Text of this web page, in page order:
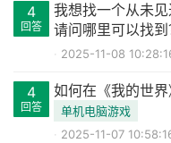
4
回答
我想找一个从未见
请问哪里可以找到
2025-11-08
4
回答
如何在《我的世界
单机电脑游戏
2025-11-07